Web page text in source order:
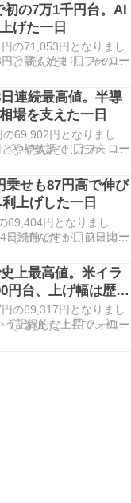
初の7万1千円台。AI
げた一日
の71,053円となりまし
と高く始まり、その後
スで初めて7万1千円台
の連日最高値更新で、
ポイントと最高値を
…
連続最高値。半導
場を支えた一日
69,902円となりまし
やや軟調でしたが、そ
では一時7万円の大台に
5日続伸での3日連続最
ポイントの4,013ポイン
ます…
乗せも87円高で伸び
上げした一日
69,404円となりまし
日続伸ですが、前日比は
います。ザラ場では一
円を超える場面もあ
らの売りに押され、急
。本日は日銀の金…
上最高値。米イラ
円台、上げ幅は歴代
の69,317円となりまし
う記録的な上昇で、初め
上最高値を更新してい
のことで、文字どおり歴